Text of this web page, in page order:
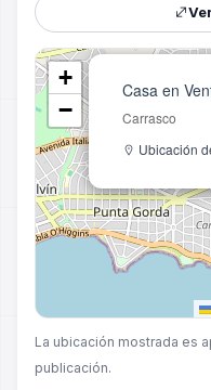
Casa en
Carrasco
Ubicación
+
−
La ubicación mostrada es
publicación.